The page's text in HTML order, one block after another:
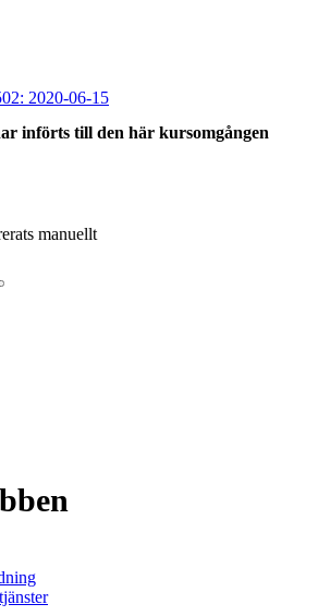
2020-06-15
införts till den här kursomgången
manuellt